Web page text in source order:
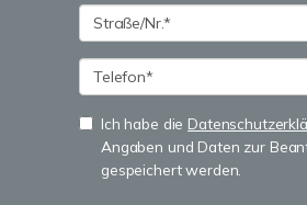
Ich habe die
Angaben und Daten zur
gespeichert werden.